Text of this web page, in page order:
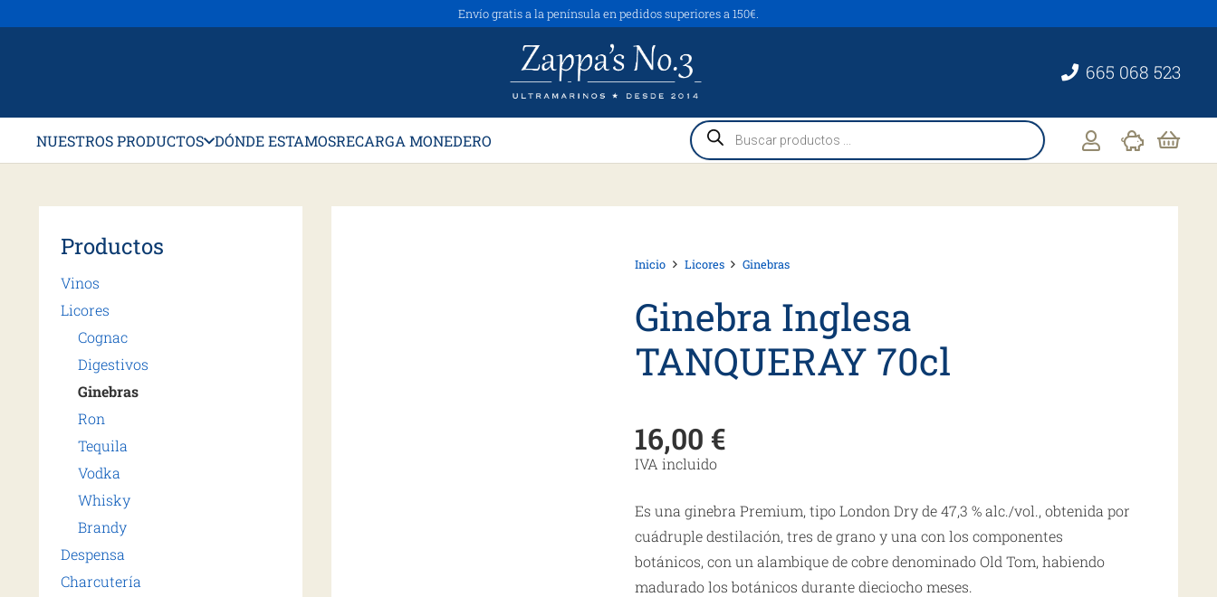
Envío gratis a la península en pedidos superiores a 150€.
665 068 523
NUESTROS PRODUCTOS DÓNDE ESTAMOSRECARGA MONEDERO
Búsqueda
de
productos
Productos
Vinos
Licores
Cognac
Digestivos
Ginebras
Ron
Tequila
Vodka
Whisky
Brandy
Despensa
Charcutería
Inicio Licores Ginebras
Ginebra Inglesa
TANQUERAY 70cl
16,00 €
IVA incluido
Es una ginebra Premium, tipo London Dry de 47,3 % alc./vol., obtenida por
cuádruple destilación, tres de grano y una con los componentes
botánicos, con un alambique de cobre denominado Old Tom, habiendo
madurado los botánicos durante dieciocho meses.